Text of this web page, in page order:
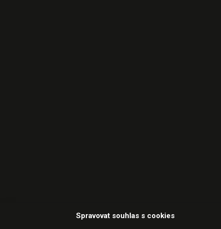
Spravovat souhlas s cookies